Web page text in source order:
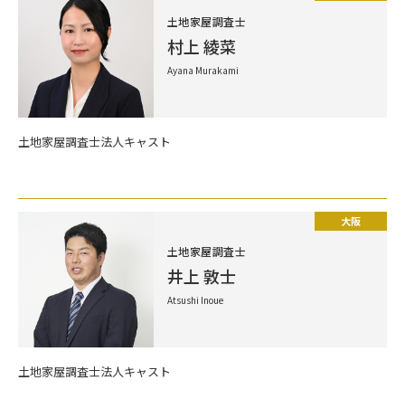
土地家屋調査士
村上 綾菜
Ayana Murakami
土地家屋調査士法人キャスト
土地家屋調査士
井上 敦士
Atsushi Inoue
大阪
土地家屋調査士法人キャスト